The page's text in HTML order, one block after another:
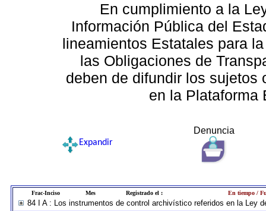
En cumplimiento a la
Información Pública del
lineamientos Estatales para
las Obligaciones de
deben de difundir los sujetos
en la Plataforma
Denuncia
Expandir
Frac-Inciso Mes Registrado el : En tiempo /
84 I A : Los instrumentos de control archivístico referidos en la Ley